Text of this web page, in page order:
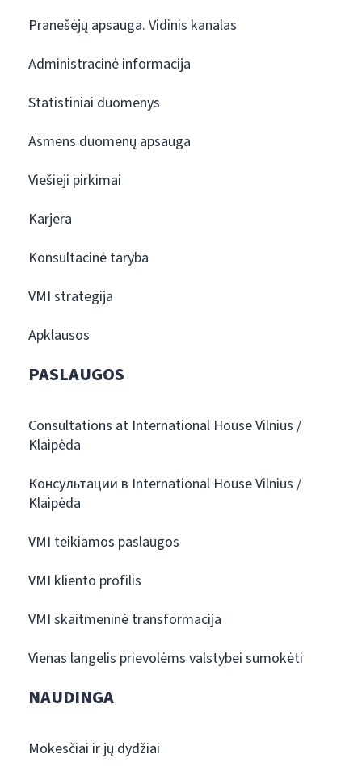
Pranešėjų apsauga. Vidinis kanalas
Administracinė informacija
Statistiniai duomenys
Asmens duomenų apsauga
Viešieji pirkimai
Karjera
Konsultacinė taryba
VMI strategija
Apklausos
PASLAUGOS
Consultations at International House Vilnius /
Klaipėda
Консультации в International House Vilnius /
Klaipėda
VMI teikiamos paslaugos
VMI kliento profilis
VMI skaitmeninė transformacija
Vienas langelis prievolėms valstybei sumokėti
NAUDINGA
Mokesčiai ir jų dydžiai